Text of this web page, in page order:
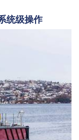
统级操作